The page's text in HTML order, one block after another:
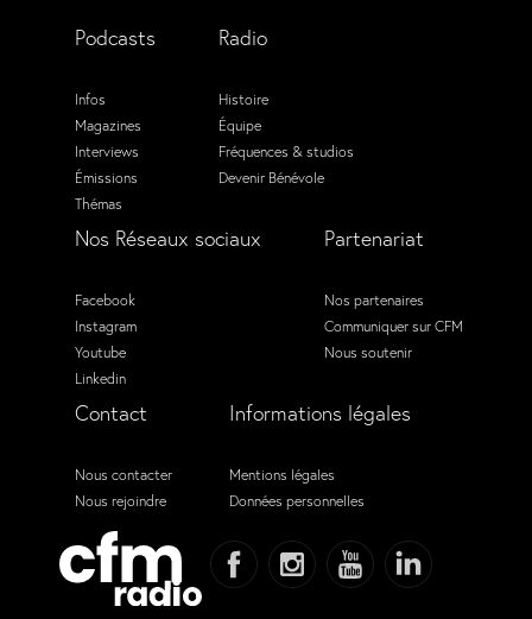
Podcasts
Infos
Magazines
Interviews
Émissions
Thémas
Radio
Histoire
Équipe
Fréquences & studios
Devenir Bénévole
Nos Réseaux sociaux
Facebook
Instagram
Youtube
Linkedin
Partenariat
Nos partenaires
Communiquer sur CFM
Nous soutenir
Contact
Nous contacter
Nous rejoindre
Informations légales
Mentions légales
Données personnelles